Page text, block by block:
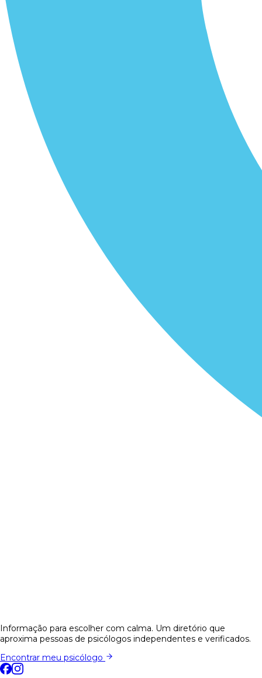
Informação para escolher com calma. Um diretório que
aproxima pessoas de psicólogos independentes e verificados.
Encontrar meu psicólogo